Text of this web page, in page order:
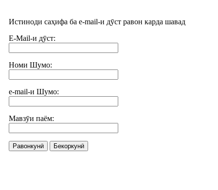
Истиноди саҳифа ба e-mail-и дӯст равон карда шавад
E-Mail-и дӯст:
Номи Шумо:
e-mail-и Шумо:
Мавзӯи паём:
Равонкунӣ Бекоркунӣ